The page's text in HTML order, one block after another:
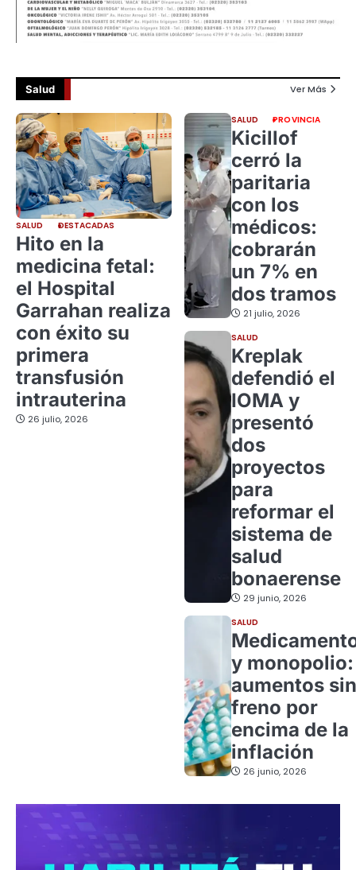
Salud Ver Más
SALUD DESTACADAS
Hito en la
medicina fetal:
el Hospital
Garrahan realiza
con éxito su
primera
transfusión
intrauterina
26 julio, 2026
SALUD PROVINCIA
Kicillof
cerró la
paritaria
con los
médicos:
cobrarán
un 7% en
dos tramos
21 julio, 2026
SALUD
Kreplak
defendió el
IOMA y
presentó
dos
proyectos
para
reformar el
sistema de
salud
bonaerense
29 junio, 2026
SALUD
y monopolio:
aumentos sin
freno por
encima de la
inflación
26 junio, 2026